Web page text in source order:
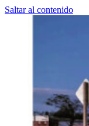
Saltar al contenido